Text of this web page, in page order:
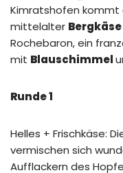
Kimratshofen kommt
mittelalter Bergkäse
Rochebaron, ein
mit Blauschimmel
Runde 1
Helles + Frischkäse:
vermischen sich
Aufflackern des